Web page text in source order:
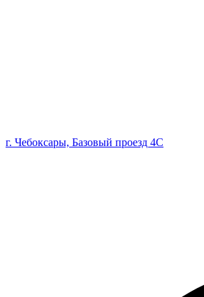
г. Чебоксары, Базовый проезд 4С